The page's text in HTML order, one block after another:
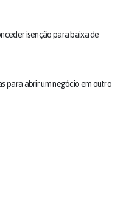
isenção para baixa de
para abrir um negócio em outro